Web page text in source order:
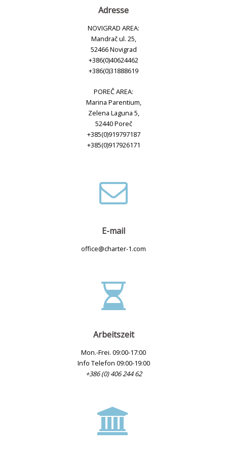
Adresse
NOVIGRAD AREA:
Mandrač ul. 25,
52466 Novigrad
+386(0)40624462
+386(0)31888619
POREČ AREA:
Marina Parentium,
Zelena Laguna 5,
52440 Poreč
+385(0)919797187
+385(0)917926171
E-mail
office@charter-1.com
Arbeitszeit
Mon.-Frei. 09:00-17:00
Info Telefon 09:00-19:00
+386 (0) 406 244 62